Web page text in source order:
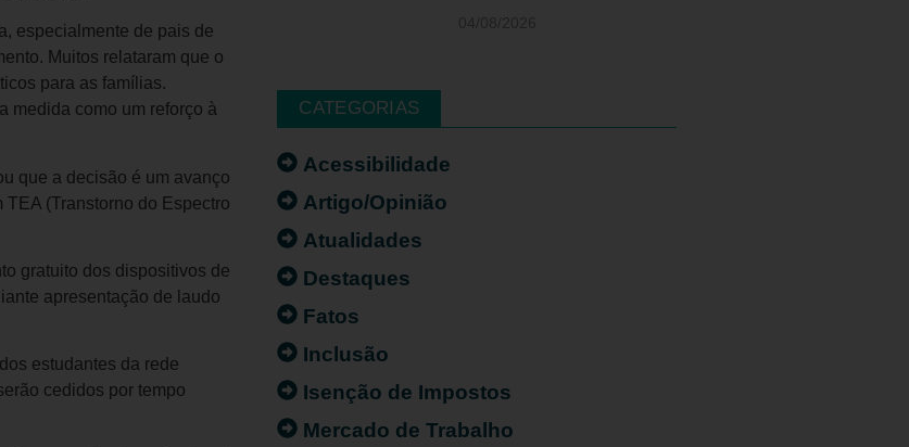
especialmente de pais de
Muitos relataram que o
para as famílias.
medida como um reforço à
que a decisão é um avanço
(Transtorno do Espectro
gratuito dos dispositivos de
apresentação de laudo
estudantes da rede
cedidos por tempo
CATEGORIAS
Acessibilidade
Artigo/Opinião
Atualidades
Destaques
Fatos
Inclusão
Isenção de Impostos
Mercado de Trabalho